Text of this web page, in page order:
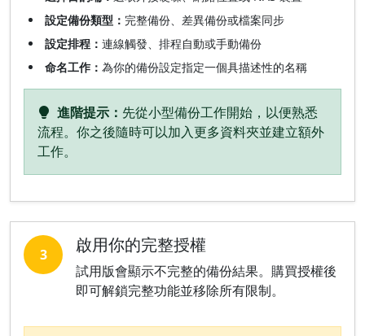
設定備份類型： 完整備份、差異備份或檔案同步
設定排程： 連線觸發、排程自動或手動備份
命名工作： 為你的備份設定指定一個具描述性的名稱
進階提示： 先從小型備份工作開始，以便熟悉
流程。你之後隨時可以加入更多資料夾並建立額外
工作。
3 啟用你的完整授權
試用版會顯示不完整的備份結果。購買授權後
即可解鎖完整功能並移除所有限制。